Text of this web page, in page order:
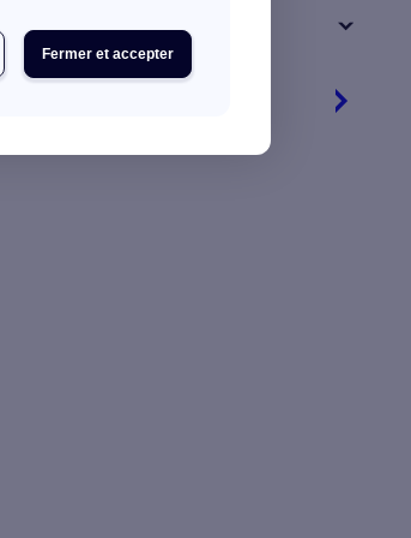
Fermer et accepter